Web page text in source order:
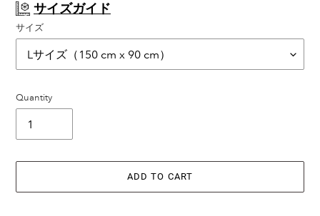
サイズガイド
サイズ
Quantity
ADD TO CART